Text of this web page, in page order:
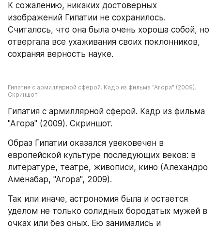
К сожалению, никаких достоверных
изображений Гипатии не сохранилось.
Считалось, что она была очень хороша собой, но
отвергала все ухаживания своих поклонников,
сохраняя верность науке.
Гипатия с армиллярной сферой. Кадр из фильма "Агора" (2009).
Скриншот.
Гипатия с армиллярной сферой. Кадр из фильма
"Агора" (2009). Скриншот.
Образ Гипатии оказался увековечен в
европейской культуре последующих веков: в
литературе, театре, живописи, кино (Алехандро
Аменабар, "Агора", 2009).
Так или иначе, астрономия была и остается
уделом не только солидных бородатых мужей в
очках или без оных. Ею занимались и